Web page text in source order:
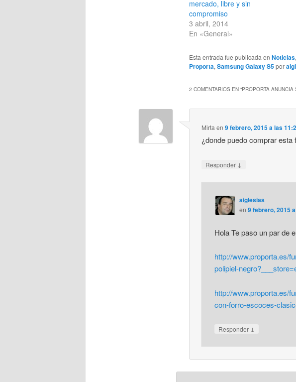
mercado, libre y sin
compromiso
3 abril, 2014
En «General»
Esta entrada fue publicada en Noticias,
Proporta, Samsung Galaxy S5por
2 COMENTARIOS EN “PROPORTA
Mirtaen9 febrero, 2015 a las
¿donde puedo comprar esta
Responder ↓
aiglesias
en 9 febrero, 2015
Hola Te paso un par de
http://www.proporta.es/
polipiel-
http://www.proporta.es/
con-forro-escoces-
Responder ↓